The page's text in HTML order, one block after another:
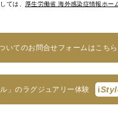
ては、
厚生労働省 海外感染症情報ホー
いてのお問合せフォームはこちら
ル」のラグジュアリー体験 i